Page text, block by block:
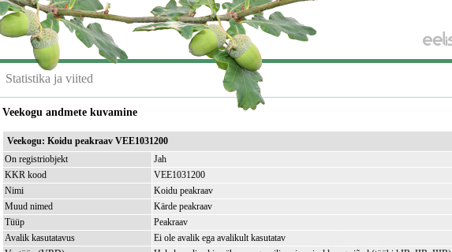
Statistika ja viited
Veekogu andmete kuvamine
Veekogu: Koidu peakraav VEE1031200
On registriobjekt
Jah
KKR kood
VEE1031200
Nimi
Koidu peakraav
Muud nimed
Kärde peakraav
Tüüp
Peakraav
Avalik kasutatavus
Ei ole avalik ega avalikult kasutatav